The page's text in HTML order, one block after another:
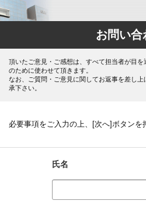
お問い合
頂いたご意見・ご感想は、すべて担当者が目
のために使わせて頂きます。
なお、ご質問・ご意見に関してお返事を差し
承下さい。
必要事項をご入力の上、[次へ]ボタンを
氏名